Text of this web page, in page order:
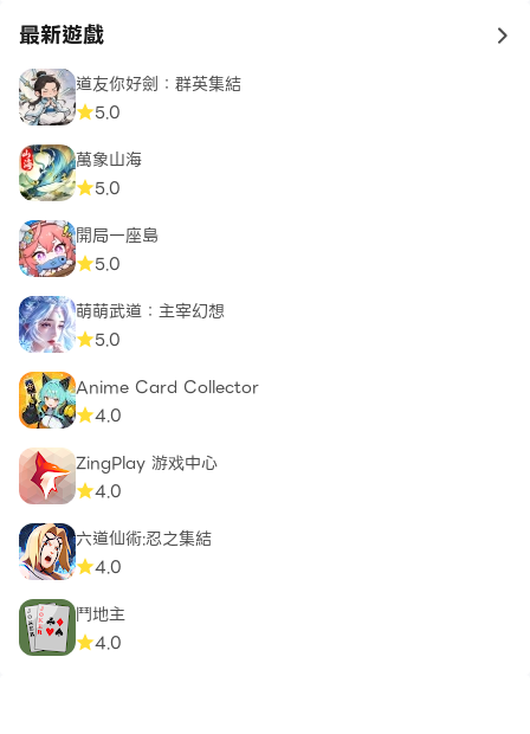
最新遊戲 to
道友你好劍：群英集結
5.0
萬象山海
5.0
開局一座島
5.0
萌萌武道：主宰幻想
5.0
Anime Card Collector
4.0
ZingPlay 游戏中心
4.0
六道仙術:忍之集結
4.0
鬥地主
4.0